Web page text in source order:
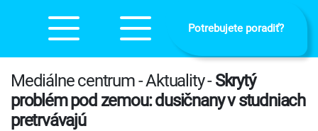
Potrebujete poradiť?
Mediálne centrum - Aktuality -Skrytý
problém pod zemou: dusičnany v studniach
pretrvávajú